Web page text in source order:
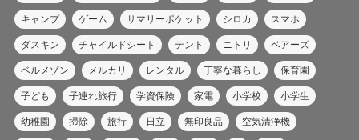
キャンプ ゲーム サマリーポケット シロカ スマホ
ダスキン チャイルドシート テント ニトリ ベアーズ
ベルメゾン メルカリ レンタル 丁寧な暮らし 保育園
子ども 子連れ旅行 学資保険 家電 小学校 小学生
幼稚園 掃除 旅行 日立 無印良品 空気清浄機